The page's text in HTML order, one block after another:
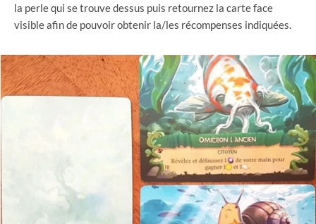
la perle qui se trouve dessus puis retournez la carte face
visible afin de pouvoir obtenir la/les récompenses indiquées.